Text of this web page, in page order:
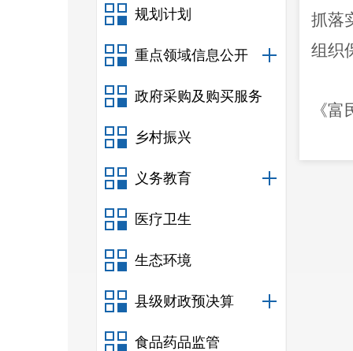
规划计划
重点领域信息公开
政府采购及购买服务
乡村振兴
义务教育
医疗卫生
生态环境
县级财政预决算
食品药品监管
抓落
组织
《